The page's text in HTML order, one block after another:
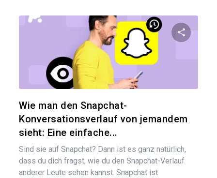
Wie man den Snapchat-
Konversationsverlauf von jemandem
sieht: Eine einfache...
Sind sie auf Snapchat? Dann ist es ganz natürlich,
dass du dich fragst, wie du den Snapchat-Verlauf
anderer Leute sehen kannst. Snapchat ist